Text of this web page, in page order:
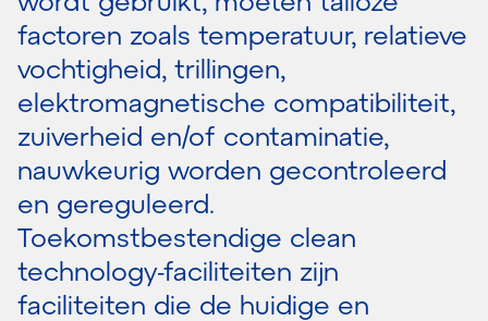
factoren zoals temperatuur, relatieve
vochtigheid, trillingen,
elektromagnetische compatibiliteit,
zuiverheid en/of contaminatie,
nauwkeurig worden gecontroleerd
en gereguleerd.
Toekomstbestendige clean
technology-faciliteiten zijn
faciliteiten die de huidige en